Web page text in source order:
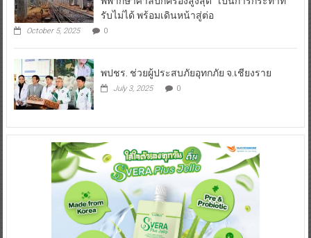
รับไม่ได้ พร้อมเดินหน้าสู่ต่อ
October 5, 2025 0
พปชร. ช่วยผู้ประสบภัยอุทกภัย จ.เชียงราย
July 3, 2025 0